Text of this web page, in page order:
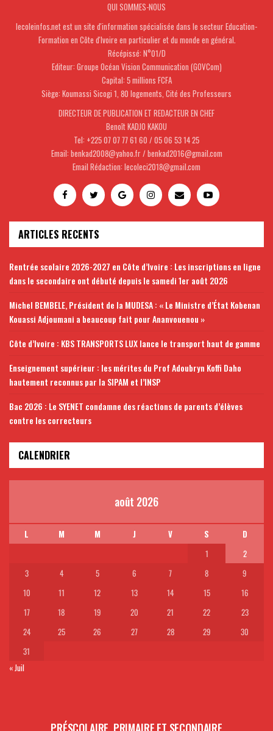
QUI SOMMES-NOUS
lecoleinfos.net est un site d'information spécialisée dans le secteur Education-
Formation en Côte d'Ivoire en particulier et du monde en général.
Récépissé: N°01/D
Editeur: Groupe Océan Vision Communication (GOVCom)
Capital: 5 millions FCFA
Siège: Koumassi Sicogi 1, 80 logements, Cité des Professeurs
DIRECTEUR DE PUBLICATION ET REDACTEUR EN CHEF
Benoît KADJO KAKOU
Tel: +225 07 07 77 61 60 / 05 06 53 14 25
Email: benkad2008@yahoo.fr / benkad2016@gmail.com
Email Rédaction: lecoleci2018@gmail.com
ARTICLES RECENTS
Rentrée scolaire 2026-2027 en Côte d’Ivoire : Les inscriptions en ligne
dans le secondaire ont débuté depuis le samedi 1er août 2026
Michel BEMBELE, Président de la MUDESA : « Le Ministre d’État Kobenan
Kouassi Adjoumani a beaucoup fait pour Ananvouenou »
Côte d’Ivoire : KBS TRANSPORTS LUX lance le transport haut de gamme
Enseignement supérieur : les mérites du Prof Adoubryn Koffi Daho
hautement reconnus par la SIPAM et l’INSP
Bac 2026 : Le SYENET condamne des réactions de parents d’élèves
contre les correcteurs
CALENDRIER
août 2026
L M M J V S
D
1
2
3
4 5 6 7 8
9
10
11 12 13 14 15
16
17
18 19 20 21 22
23
24
25 26 27 28 29
30
31
« Juil
PRÉSCOLAIRE, PRIMAIRE ET SECONDAIRE